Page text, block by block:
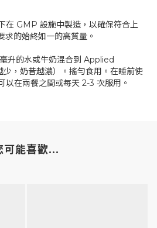
在 GMP 設施中製造，以確保符合上
的始終如一的高質量。
升的水或牛奶混合到 Applied
，奶昔越濃）。搖勻食用。在睡前使
以在兩餐之間或每天 2-3 次服用。
可能喜歡...